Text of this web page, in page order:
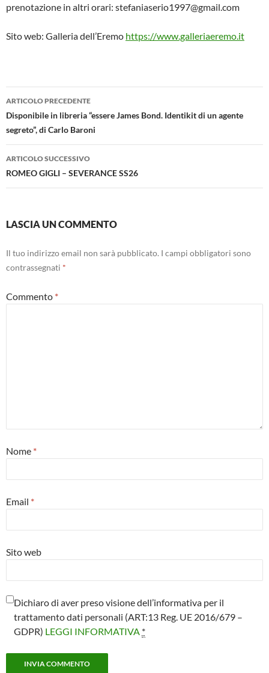
prenotazione in altri orari: stefaniaserio1997@gmail.com
Sito web: Galleria dell’Eremo https://www.galleriaeremo.it
Navigazione
articolo
ARTICOLO PRECEDENTE
Disponibile in libreria “essere James Bond. Identikit di un agente
segreto”, di Carlo Baroni
ARTICOLO SUCCESSIVO
ROMEO GIGLI – SEVERANCE SS26
LASCIA UN COMMENTO
Il tuo indirizzo email non sarà pubblicato. I campi obbligatori sono
contrassegnati *
Commento *
Nome *
Email *
Sito web
Dichiaro di aver preso visione dell’informativa per il
trattamento dati personali (ART:13 Reg. UE 2016/679 –
GDPR) LEGGI INFORMATIVA *